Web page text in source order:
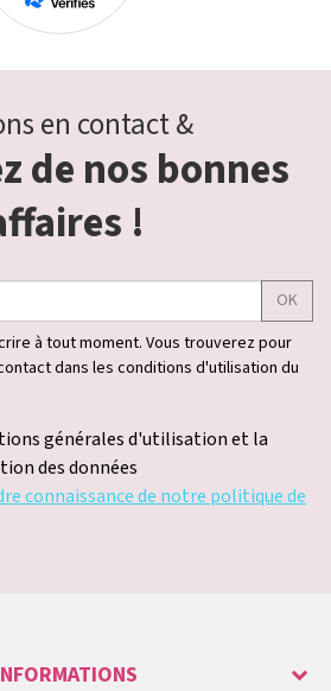
en contact &
de nos bonnes
!
OK
à tout moment. Vous trouverez pour
dans les conditions d'utilisation du
générales d'utilisation et la
des données
connaissance de notre politique de